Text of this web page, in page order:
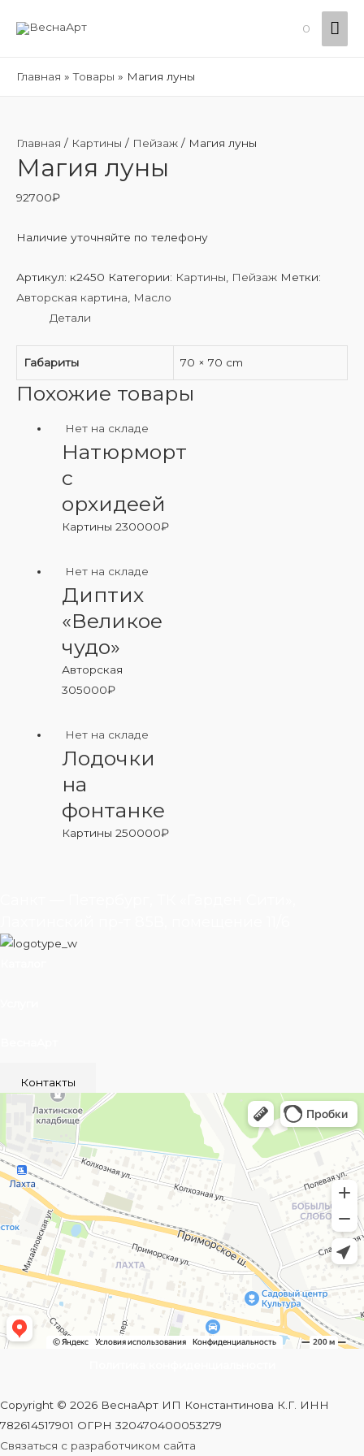
0
Главная Товары Магия луны
Главная / Картины / Пейзаж / Магия луны
Магия луны
92700₽
Наличие уточняйте по телефону
Артикул: к2450 Категории: Картины Пейзаж Метки:
Авторская картина
Масло
Детали
Габариты 70 × 70 cm
Похожие товары
Нет на складе
Натюрморт
с
орхидеей
Картины230000₽
Нет на складе
Диптих
«Великое
чудо»
Авторская
305000₽
Нет на складе
Лодочки
на
фонтанке
Картины250000₽
Контакты
Copyright © 2026 ВеснаАрт ИП Константинова К.Г. ИНН
782614517901 ОГРН 320470400053279
Связаться с разработчиком сайта